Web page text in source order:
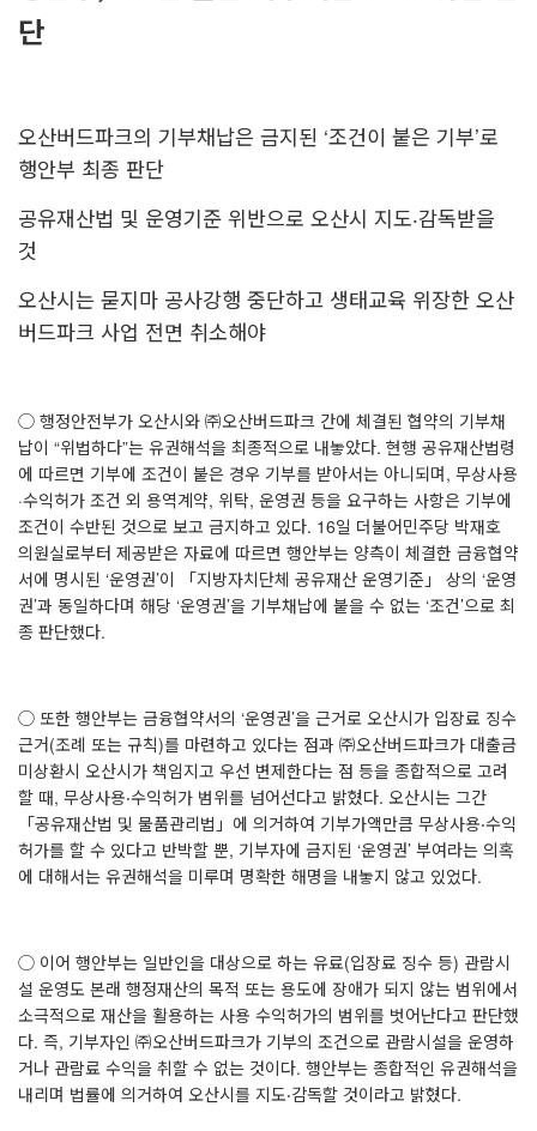
단
오산버드파크의 기부채납은 금지된 ‘조건이 붙은 기부’로
행안부 최종 판단
공유재산법 및 운영기준 위반으로 오산시 지도‧감독받을
것
오산시는 묻지마 공사강행 중단하고 생태교육 위장한 오산
버드파크 사업 전면 취소해야
◯ 행정안전부가 오산시와 ㈜오산버드파크 간에 체결된 협약의 기부채
납이 “위법하다”는 유권해석을 최종적으로 내놓았다. 현행 공유재산법령
에 따르면 기부에 조건이 붙은 경우 기부를 받아서는 아니되며, 무상사용
·수익허가 조건 외 용역계약, 위탁, 운영권 등을 요구하는 사항은 기부에
조건이 수반된 것으로 보고 금지하고 있다. 16일 더불어민주당 박재호
의원실로부터 제공받은 자료에 따르면 행안부는 양측이 체결한 금융협약
서에 명시된 ‘운영권’이 「지방자치단체 공유재산 운영기준」 상의 ‘운영
권’과 동일하다며 해당 ‘운영권’을 기부채납에 붙을 수 없는 ‘조건’으로 최
종 판단했다.
◯ 또한 행안부는 금융협약서의 ‘운영권’을 근거로 오산시가 입장료 징수
근거(조례 또는 규칙)를 마련하고 있다는 점과 ㈜오산버드파크가 대출금
미상환시 오산시가 책임지고 우선 변제한다는 점 등을 종합적으로 고려
할 때, 무상사용‧수익허가 범위를 넘어선다고 밝혔다. 오산시는 그간
「공유재산법 및 물품관리법」에 의거하여 기부가액만큼 무상사용‧수익
허가를 할 수 있다고 반박할 뿐, 기부자에 금지된 ‘운영권’ 부여라는 의혹
에 대해서는 유권해석을 미루며 명확한 해명을 내놓지 않고 있었다.
◯ 이어 행안부는 일반인을 대상으로 하는 유료(입장료 징수 등) 관람시
설 운영도 본래 행정재산의 목적 또는 용도에 장애가 되지 않는 범위에서
소극적으로 재산을 활용하는 사용 수익허가의 범위를 벗어난다고 판단했
다. 즉, 기부자인 ㈜오산버드파크가 기부의 조건으로 관람시설을 운영하
거나 관람료 수익을 취할 수 없는 것이다. 행안부는 종합적인 유권해석을
내리며 법률에 의거하여 오산시를 지도‧감독할 것이라고 밝혔다.